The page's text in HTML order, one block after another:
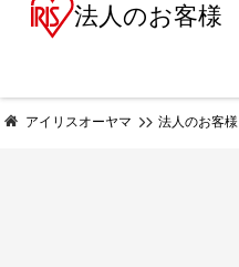
法人のお客様
アイリスオーヤマ 法人のお客様